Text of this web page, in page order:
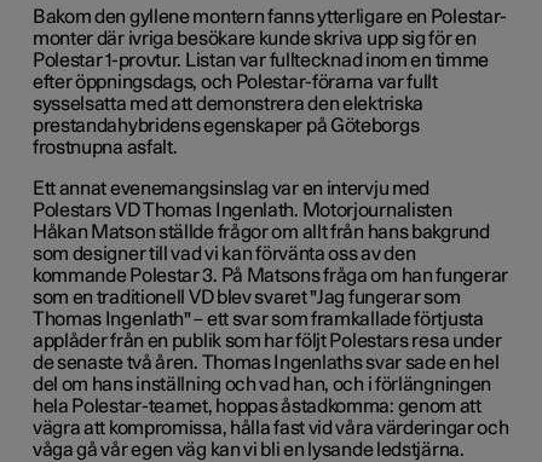
Bakom den gyllene montern fanns ytterligare en Polestar-
monter där ivriga besökare kunde skriva upp sig för en
Polestar 1-provtur. Listan var fulltecknad inom en timme
efter öppningsdags, och Polestar-förarna var fullt
sysselsatta med att demonstrera den elektriska
prestandahybridens egenskaper på Göteborgs
frostnupna asfalt.
Ett annat evenemangsinslag var en intervju med
Polestars VD Thomas Ingenlath. Motorjournalisten
Håkan Matson ställde frågor om allt från hans bakgrund
som designer till vad vi kan förvänta oss av den
kommande Polestar 3. På Matsons fråga om han fungerar
som en traditionell VD blev svaret "Jag fungerar som
Thomas Ingenlath" – ett svar som framkallade förtjusta
applåder från en publik som har följt Polestars resa under
de senaste två åren. Thomas Ingenlaths svar sade en hel
del om hans inställning och vad han, och i förlängningen
hela Polestar-teamet, hoppas åstadkomma: genom att
vägra att kompromissa, hålla fast vid våra värderingar och
våga gå vår egen väg kan vi bli en lysande ledstjärna.